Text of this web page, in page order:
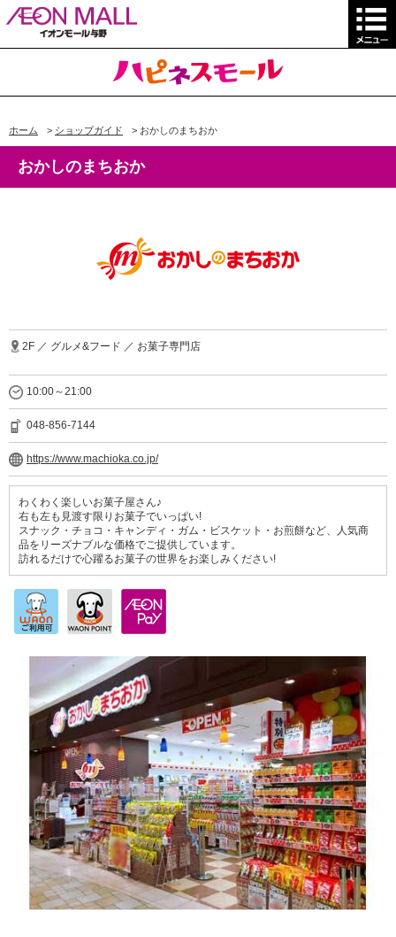
ホーム > ショップガイド > おかしのまちおか
おかしのまちおか
2F ／ グルメ&フード ／ お菓子専門店
10:00～21:00
048-856-7144
https://www.machioka.co.jp/
わくわく楽しいお菓子屋さん♪
右も左も見渡す限りお菓子でいっぱい!
スナック・チョコ・キャンディ・ガム・ビスケット・お煎餅など、人気商
品をリーズナブルな価格でご提供しています。
訪れるだけで心躍るお菓子の世界をお楽しみください!